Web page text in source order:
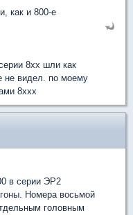
как и 800-е
8хх шли как
не видел. по моему
8ххх
в серии ЭР2
Номера восьмой
головным